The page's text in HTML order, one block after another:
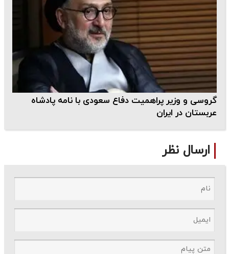
گروسی و وزیر پراهمیت دفاع سعودی با نامه پادشاه
عربستان در ایران
ارسال نظر